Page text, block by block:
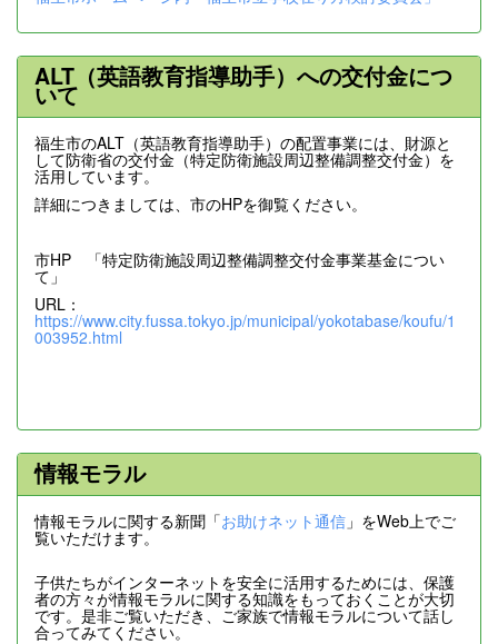
ALT（英語教育指導助手）への交付金につ
いて
福生市のALT（英語教育指導助手）の配置事業には、財源と
して防衛省の交付金（特定防衛施設周辺整備調整交付金）を
活用しています。
詳細につきましては、市のHPを御覧ください。
市HP 「特定防衛施設周辺整備調整交付金事業基金につい
て」
URL：
https://www.city.fussa.tokyo.jp/municipal/yokotabase/koufu/1
003952.html
情報モラル
情報モラルに関する新聞「お助けネット通信 」をWeb上でご
覧いただけます。
子供たちがインターネットを安全に活用するためには、保護
者の方々が情報モラルに関する知識をもっておくことが大切
です。是非ご覧いただき、ご家族で情報モラルについて話し
合ってみてください。